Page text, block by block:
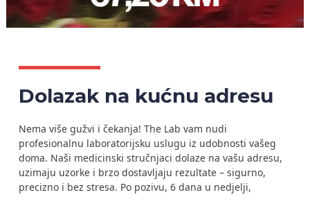
Dolazak na kućnu adresu
Nema više gužvi i čekanja! The Lab vam nudi
profesionalnu laboratorijsku uslugu iz udobnosti vašeg
doma. Naši medicinski stručnjaci dolaze na vašu adresu,
uzimaju uzorke i brzo dostavljaju rezultate – sigurno,
precizno i bez stresa. Po pozivu, 6 dana u nedjelji,